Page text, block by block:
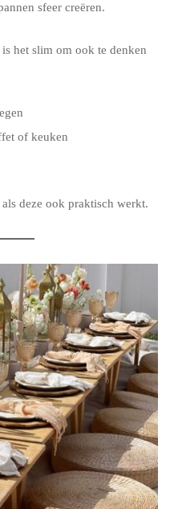
sfeer creëren.
is het slim om ook te denken
of keuken
deze ook praktisch werkt.